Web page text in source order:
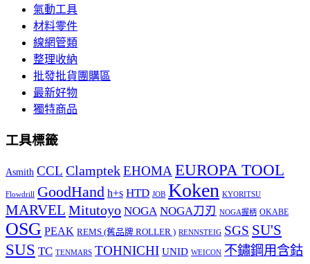
氣動工具
材料零件
線網管類
整理收納
批發批貨團購區
最新好物
獨特商品
工具標籤
Asmith CCL ClamptekEHOMAEUROPA TOOL
Flowdrill GoodHand h+s HTD JOB Koken KYORITSU
MARVEL Mitutoyo NOGA NOGA刀刃 NOGA握柄 OKABE
OSG PEAK REMS (舊品牌 ROLLER ) RENNSTEIG SGS SU'S
SUS TC TENMARS TOHNICHI UNID WEICON 不鏽鋼用含鈷